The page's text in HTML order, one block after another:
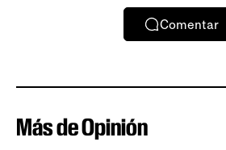
Comentar
Más de Opinión